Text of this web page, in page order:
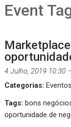
Event
4 Julho, 2019 10:30
Categorias: Eventos
Tags: bons
oportunidade de